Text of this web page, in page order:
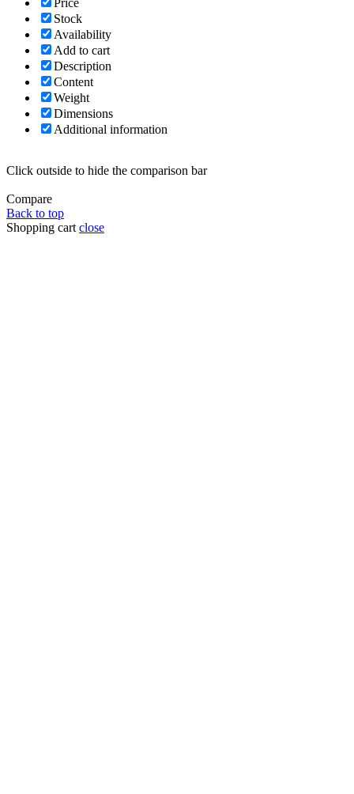
Stock
Availability
Add to cart
Description
Content
Weight
Dimensions
Additional information
Click outside to hide the comparison bar
Compare
Back to top
Shopping cart close